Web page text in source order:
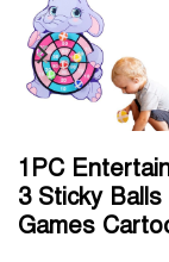
1PC
3 Sticky
Games